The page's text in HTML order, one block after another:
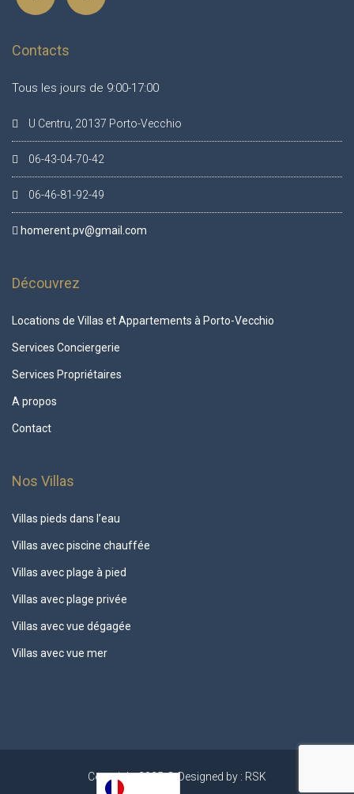
Contacts
Tous les jours de 9:00-17:00
U Centru, 20137 Porto-Vecchio
06-43-04-70-42
06-46-81-92-49
homerent.pv@gmail.com
Découvrez
Locations de Villas et Appartements à Porto-Vecchio
Services Conciergerie
Services Propriétaires
A propos
Contact
Nos Villas
Villas pieds dans l’eau
Villas avec piscine chauffée
Villas avec plage à pied
Villas avec plage privée
Villas avec vue dégagée
Villas avec vue mer
Copyright 2025 © Designed by : RSK